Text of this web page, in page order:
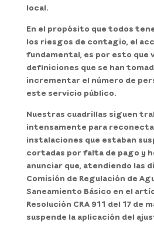
local.
En el propósito que todos
los riesgos de contagio, el
fundamental, es por esto que
definiciones que se han
incrementar el número de
este servicio público.
Nuestras cuadrillas siguen
intensamente para
instalaciones que estaban
cortadas por falta de pago y
anunciar que, atendiendo las
Comisión de Regulación de
Saneamiento Básico en el
Resolución CRA 911 del 17 de
suspende la aplicación del